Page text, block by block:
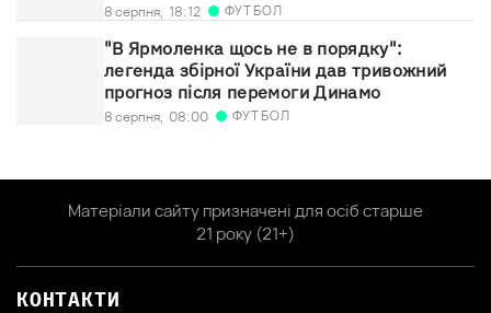
8 серпня, 18:12 ФУТБОЛ
"В Ярмоленка щось не в порядку":
легенда збірної України дав тривожний
прогноз після перемоги Динамо
8 серпня, 08:00 ФУТБОЛ
Матеріали сайту призначені для осіб старше
21 року (21+)
КОНТАКТИ